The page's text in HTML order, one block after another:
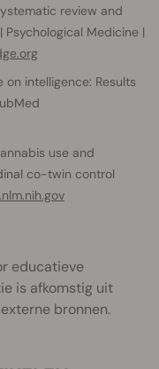
review and
Medicine |
intelligence: Results
use and
co-twin control
educatieve
is afkomstig uit
bronnen.